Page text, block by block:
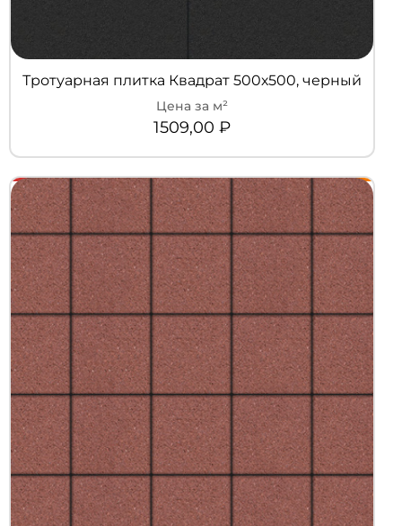
Тротуарная плитка Квадрат 500х500, черный
1509,00 ₽